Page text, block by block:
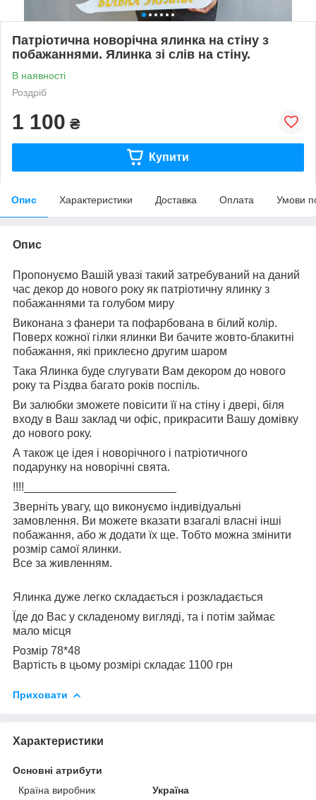
Патріотична новорічна ялинка на стіну з
побажаннями. Ялинка зі слів на стіну.
В наявності
Роздріб
1 100 ₴
Купити
Опис Характеристики Доставка Оплата Умови
Опис
Пропонуємо Вашій увазі такий затребуваний на даний
час декор до нового року як патріотичну ялинку з
побажаннями та голубом миру
Виконана з фанери та пофарбована в білий колір.
Поверх кожної гілки ялинки Ви бачите жовто-блакитні
побажання, які приклеєно другим шаром
Така Ялинка буде слугувати Вам декором до нового
року та Різдва багато років поспіль.
Ви залюбки зможете повісити її на стіну і двері, біля
входу в Ваш заклад чи офіс, прикрасити Вашу домівку
до нового року.
А також це ідея і новорічного і патріотичного
подарунку на новорічні свята.
!!!!________________________
Зверніть увагу, що виконуємо індивідуальні
замовлення. Ви можете вказати взагалі власні інші
побажання, або ж додати їх ще. Тобто можна змінити
розмір самої ялинки.
Все за живленням.
Ялинка дуже легко складається і розкладається
Їде до Вас у складеному вигляді, та і потім займає
мало місця
Розмір 78*48
Вартість в цьому розмірі складає 1100 грн
Приховати
Характеристики
Основні атрибути
Країна виробник
Україна